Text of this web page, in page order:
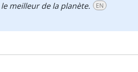
meilleur de la planète.
EN